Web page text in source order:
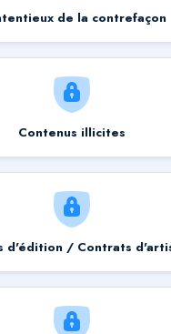
de la contrefaçon
Contenus illicites
d'édition / Contrats